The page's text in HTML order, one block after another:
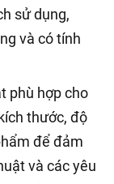
sử dụng,
và có tính
phù hợp cho
thước, độ
để đảm
và các yêu